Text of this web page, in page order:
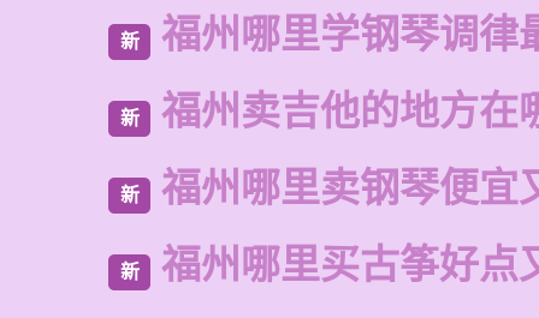
新 福州哪里学钢琴调律
新 福州卖吉他的地方在
新 福州哪里卖钢琴便宜
新 福州哪里买古筝好点